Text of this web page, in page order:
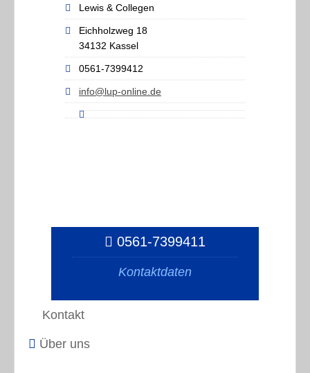
Lewis & Collegen
Eichholzweg 18
34132 Kassel
0561-7399412
info@lup-online.de
0561-7399411
Kontaktdaten
Kontakt
Über uns